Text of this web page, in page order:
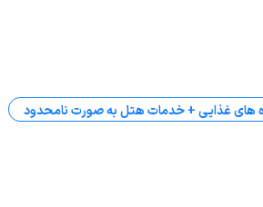
های غذایی + خدمات هتل به صورت نامحدود